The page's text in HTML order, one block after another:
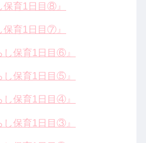
保育1日目⑧』
保育1日目⑦』
し保育1日目⑥』
し保育1日目⑤』
し保育1日目④』
し保育1日目③』